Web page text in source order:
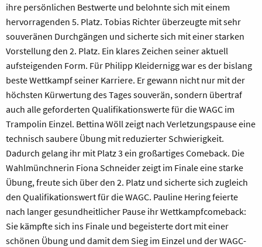
ihre persönlichen Bestwerte und belohnte sich mit einem
hervorragenden 5. Platz. Tobias Richter überzeugte mit sehr
souveränen Durchgängen und sicherte sich mit einer starken
Vorstellung den 2. Platz. Ein klares Zeichen seiner aktuell
aufsteigenden Form. Für Philipp Kleidernigg war es der bislang
beste Wettkampf seiner Karriere. Er gewann nicht nur mit der
höchsten Kürwertung des Tages souverän, sondern übertraf
auch alle geforderten Qualifikationswerte für die WAGC im
Trampolin Einzel. Bettina Wöll zeigt nach Verletzungspause eine
technisch saubere Übung mit reduzierter Schwierigkeit.
Dadurch gelang ihr mit Platz 3 ein großartiges Comeback. Die
Wahlmünchnerin Fiona Schneider zeigt im Finale eine starke
Übung, freute sich über den 2. Platz und sicherte sich zugleich
den Qualifikationswert für die WAGC. Pauline Hering feierte
nach langer gesundheitlicher Pause ihr Wettkampfcomeback:
Sie kämpfte sich ins Finale und begeisterte dort mit einer
schönen Übung und damit dem Sieg im Einzel und der WAGC-